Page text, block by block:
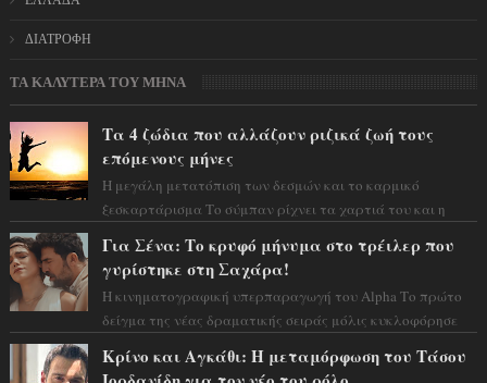
ΔΙΑΤΡΟΦΗ
ΤΑ ΚΑΛΥΤΕΡΑ ΤΟΥ ΜΗΝΑ
Τα 4 ζώδια που αλλάζουν ριζικά ζωή τους
επόμενους μήνες
Η μεγάλη μετατόπιση των δεσμών και το καρμικό
ξεσκαρτάρισμα Το σύμπαν ρίχνει τα χαρτιά του και η
Για Σένα: Το κρυφό μήνυμα στο τρέιλερ που
γυρίστηκε στη Σαχάρα!
Η κινηματογραφική υπερπαραγωγή του Alpha Το πρώτο
δείγμα της νέας δραματικής σειράς μόλις κυκλοφόρησε
Κρίνο και Αγκάθι: Η μεταμόρφωση του Τάσου